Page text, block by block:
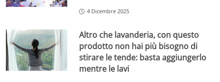
4 Dicembre 2025
Altro che lavanderia, con questo
prodotto non hai più bisogno di
stirare le tende: basta aggiungerlo
mentre le lavi